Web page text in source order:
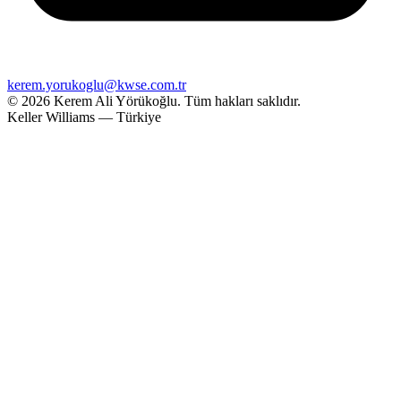
kerem.yorukoglu@kwse.com.tr
© 2026 Kerem Ali Yörükoğlu. Tüm hakları saklıdır.
Keller Williams — Türkiye